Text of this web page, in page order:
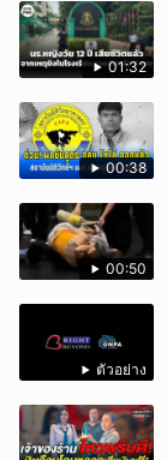
01:32
00:38
00:50
ตัวอย่าง